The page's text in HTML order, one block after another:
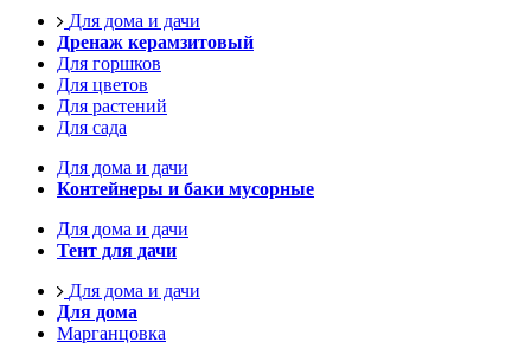
Для дома и дачи
Дренаж керамзитовый
Для горшков
Для цветов
Для растений
Для сада
Для дома и дачи
Контейнеры и баки мусорные
Для дома и дачи
Тент для дачи
Для дома и дачи
Для дома
Марганцовка